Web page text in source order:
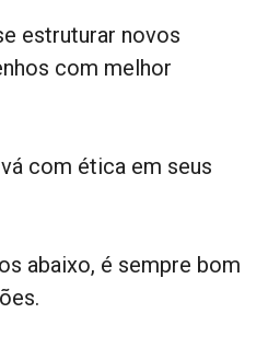
estruturar novos
com melhor
com ética em seus
abaixo, é sempre bom